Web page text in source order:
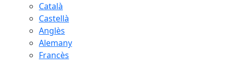
Català
Castellà
Anglès
Alemany
Francès